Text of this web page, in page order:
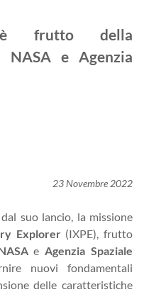
frutto della
NASA e Agenzia
23 Novembre 2022
suo lancio, la missione
Explorer(IXPE), frutto
eAgenzia Spaziale
nuovi fondamentali
delle caratteristiche